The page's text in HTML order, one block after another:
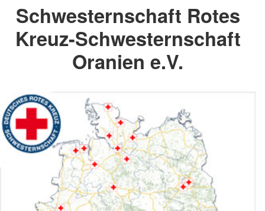
Schwesternschaft Rotes
Kreuz-Schwesternschaft
Oranien e.V.